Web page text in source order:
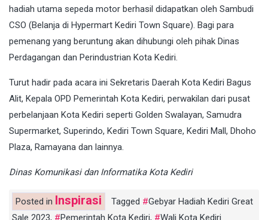
hadiah utama sepeda motor berhasil didapatkan oleh Sambudi
CSO (Belanja di Hypermart Kediri Town Square). Bagi para
pemenang yang beruntung akan dihubungi oleh pihak Dinas
Perdagangan dan Perindustrian Kota Kediri.
Turut hadir pada acara ini Sekretaris Daerah Kota Kediri Bagus
Alit, Kepala OPD Pemerintah Kota Kediri, perwakilan dari pusat
perbelanjaan Kota Kediri seperti Golden Swalayan, Samudra
Supermarket, Superindo, Kediri Town Square, Kediri Mall, Dhoho
Plaza, Ramayana dan lainnya.
Dinas Komunikasi dan Informatika Kota Kediri
Posted in Inspirasi Tagged
Gebyar Hadiah Kediri Great